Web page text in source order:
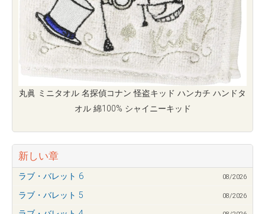
丸眞 ミニタオル 名探偵コナン 怪盗キッド ハンカチ ハンドタ
オル 綿100% シャイニーキッド
新しい章
ラブ・バレット 6 08/2026
ラブ・バレット 5 08/2026